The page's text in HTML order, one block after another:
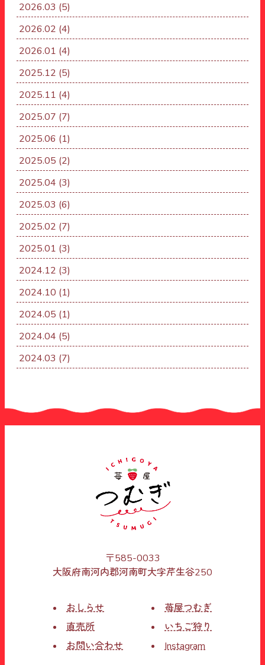
2026.03 (5)
2026.02 (4)
2026.01 (4)
2025.12 (5)
2025.11 (4)
2025.07 (7)
2025.06 (1)
2025.05 (2)
2025.04 (3)
2025.03 (6)
2025.02 (7)
2025.01 (3)
2024.12 (3)
2024.10 (1)
2024.05 (1)
2024.04 (5)
2024.03 (7)
〒585-0033
大阪府南河内郡河南町大字芹生谷250
おしらせ
苺屋つむぎ
直売所
いちご狩り
お問い合わせ
Instagram